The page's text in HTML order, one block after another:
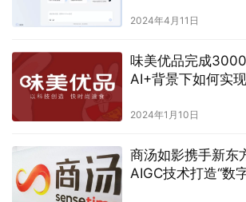
2024年4月11日
味美优品完成
AI+背景下如何实
2024年1月10日
商汤如影携手新东
AIGC技术打造“数